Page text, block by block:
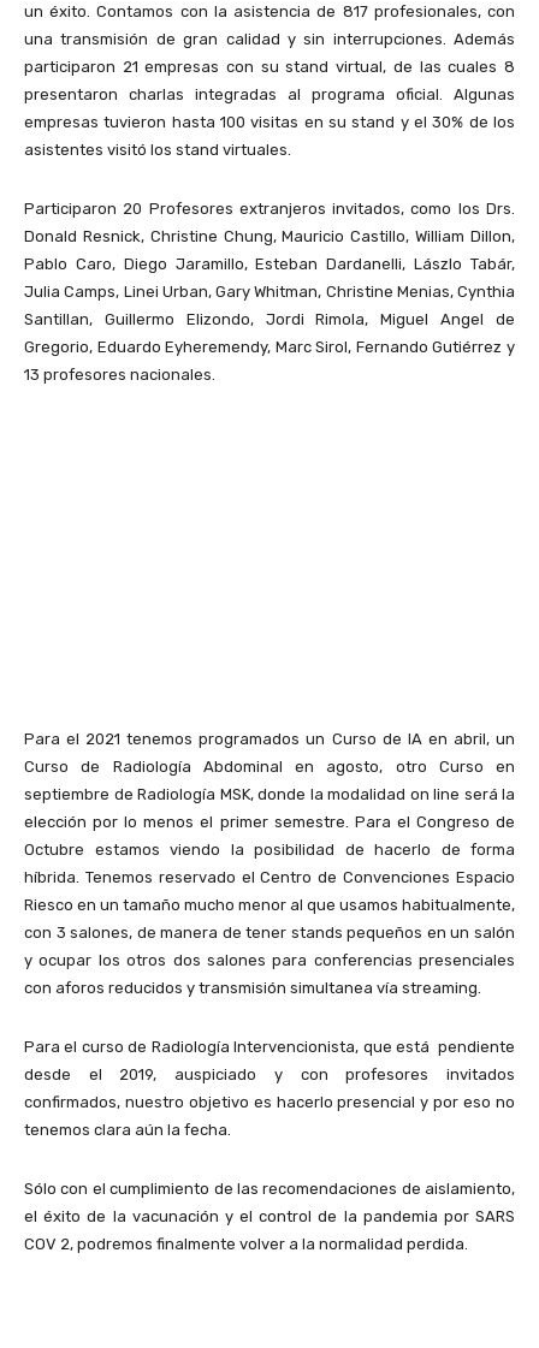
un éxito. Contamos con la asistencia de 817 profesionales, con
una transmisión de gran calidad y sin interrupciones. Además
participaron 21 empresas con su stand virtual, de las cuales 8
presentaron charlas integradas al programa oficial. Algunas
empresas tuvieron hasta 100 visitas en su stand y el 30% de los
asistentes visitó los stand virtuales.
Participaron 20 Profesores extranjeros invitados, como los Drs.
Donald Resnick, Christine Chung, Mauricio Castillo, William Dillon,
Pablo Caro, Diego Jaramillo, Esteban Dardanelli, Lászlo Tabár,
Julia Camps, Linei Urban, Gary Whitman, Christine Menias, Cynthia
Santillan, Guillermo Elizondo, Jordi Rimola, Miguel Angel de
Gregorio, Eduardo Eyheremendy, Marc Sirol, Fernando Gutiérrez y
13 profesores nacionales.
Para el 2021 tenemos programados un Curso de IA en abril, un
Curso de Radiología Abdominal en agosto, otro Curso en
septiembre de Radiología MSK, donde la modalidad on line será la
elección por lo menos el primer semestre. Para el Congreso de
Octubre estamos viendo la posibilidad de hacerlo de forma
híbrida. Tenemos reservado el Centro de Convenciones Espacio
Riesco en un tamaño mucho menor al que usamos habitualmente,
con 3 salones, de manera de tener stands pequeños en un salón
y ocupar los otros dos salones para conferencias presenciales
con aforos reducidos y transmisión simultanea vía streaming.
Para el curso de Radiología Intervencionista, que está pendiente
desde el 2019, auspiciado y con profesores invitados
confirmados, nuestro objetivo es hacerlo presencial y por eso no
tenemos clara aún la fecha.
Sólo con el cumplimiento de las recomendaciones de aislamiento,
el éxito de la vacunación y el control de la pandemia por SARS
COV 2, podremos finalmente volver a la normalidad perdida.